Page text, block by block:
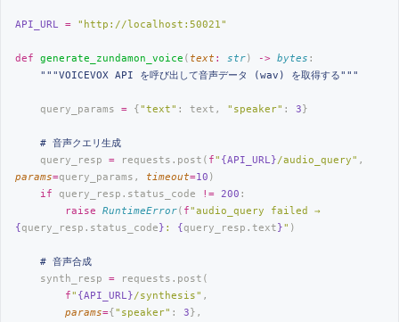
API_URL = " http://localhost:50021"
def generate_zundamon_voice ( text : str) -> bytes :
    """VOICEVOX API を呼び出して音声データ (wav) を取得する"""
    query_params
= {"text" : text, " speaker" : 3}
    # 音声クエリ生成
    query_resp
= requests.post( f" {API_URL}/audio_query"
params=query_params, timeout=10 )
    if
query_resp.status_code != 200 :
        raise
RuntimeError( f
{query_resp.status_code} : {query_resp.text}" )
    # 音声合成
    synth_resp
= requests.post(
        f
" {API_URL}/synthesis" ,
        params
={" speaker" : 3},